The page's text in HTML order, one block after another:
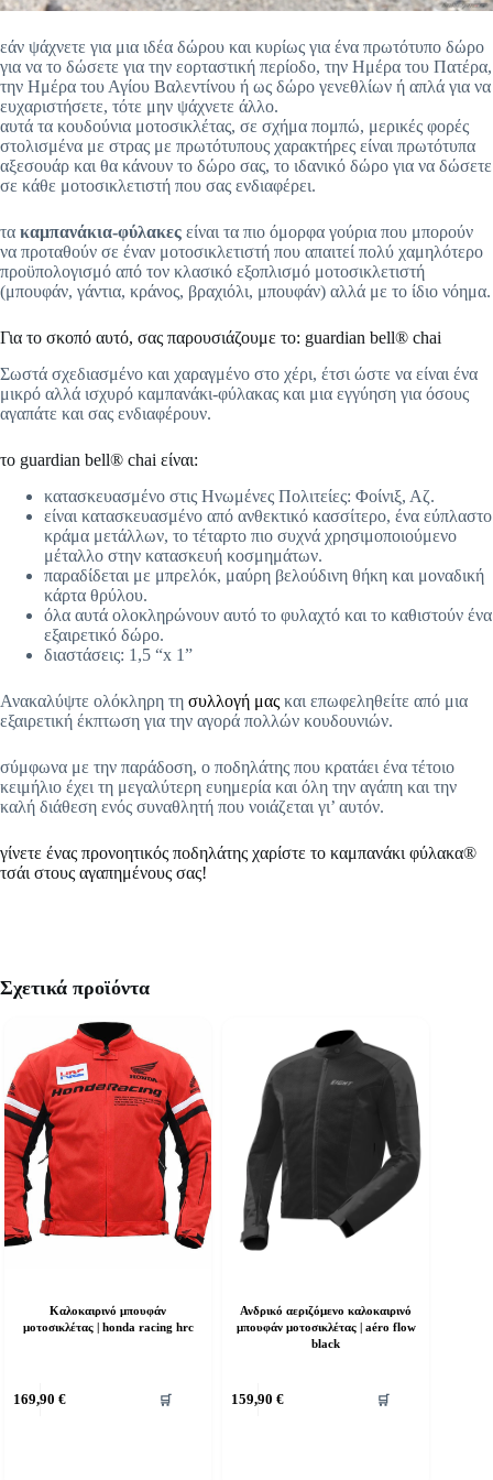
εάν ψάχνετε για μια ιδέα δώρου και κυρίως για ένα πρωτότυπο δώρο
για να το δώσετε για την εορταστική περίοδο, την Ημέρα του Πατέρα,
την Ημέρα του Αγίου Βαλεντίνου ή ως δώρο γενεθλίων ή απλά για να
ευχαριστήσετε, τότε μην ψάχνετε άλλο.
αυτά τα κουδούνια μοτοσικλέτας, σε σχήμα πομπώ, μερικές φορές
στολισμένα με στρας με πρωτότυπους χαρακτήρες είναι πρωτότυπα
αξεσουάρ και θα κάνουν το δώρο σας, το ιδανικό δώρο για να δώσετε
σε κάθε μοτοσικλετιστή που σας ενδιαφέρει.
τα καμπανάκια-φύλακες είναι τα πιο όμορφα γούρια που μπορούν
να προταθούν σε έναν μοτοσικλετιστή που απαιτεί πολύ χαμηλότερο
προϋπολογισμό από τον κλασικό εξοπλισμό μοτοσικλετιστή
(μπουφάν, γάντια, κράνος, βραχιόλι, μπουφάν) αλλά με το ίδιο νόημα.
Για το σκοπό αυτό, σας παρουσιάζουμε το: guardian bell® chai
Σωστά σχεδιασμένο και χαραγμένο στο χέρι, έτσι ώστε να είναι ένα
μικρό αλλά ισχυρό καμπανάκι-φύλακας και μια εγγύηση για όσους
αγαπάτε και σας ενδιαφέρουν.
το guardian bell® chai είναι:
κατασκευασμένο στις Ηνωμένες Πολιτείες: Φοίνιξ, Αζ.
είναι κατασκευασμένο από ανθεκτικό κασσίτερο, ένα εύπλαστο
κράμα μετάλλων, το τέταρτο πιο συχνά χρησιμοποιούμενο
μέταλλο στην κατασκευή κοσμημάτων.
παραδίδεται με μπρελόκ, μαύρη βελούδινη θήκη και μοναδική
κάρτα θρύλου.
όλα αυτά ολοκληρώνουν αυτό το φυλαχτό και το καθιστούν ένα
εξαιρετικό δώρο.
διαστάσεις: 1,5 “x 1”
Ανακαλύψτε ολόκληρη τη συλλογή μας και επωφεληθείτε από μια
εξαιρετική έκπτωση για την αγορά πολλών κουδουνιών.
σύμφωνα με την παράδοση, ο ποδηλάτης που κρατάει ένα τέτοιο
κειμήλιο έχει τη μεγαλύτερη ευημερία και όλη την αγάπη και την
καλή διάθεση ενός συναθλητή που νοιάζεται γι’ αυτόν.
γίνετε ένας προνοητικός ποδηλάτης χαρίστε το καμπανάκι φύλακα®
τσάι στους αγαπημένους σας!
Σχετικά προϊόντα
Καλοκαιρινό μπουφάν
μοτοσικλέτας | honda racing hrc
169,90€ 🛒
Ανδρικό αεριζόμενο καλοκαιρινό
μπουφάν μοτοσικλέτας | aéro flow
black
159,90€ 🛒